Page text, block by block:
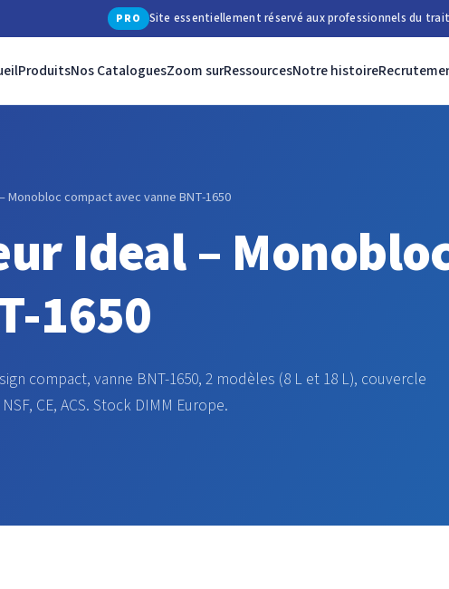
PRO Site essentiellement réservé aux professionnels du
ProduitsNos CataloguesZoom surRessourcesNotre histoire
Monobloc compact avec vanne BNT-1650
Ideal –
1650
compact, vanne BNT-1650, 2 modèles (8 L et 18 L), couvercle
CE, ACS. Stock DIMM Europe.